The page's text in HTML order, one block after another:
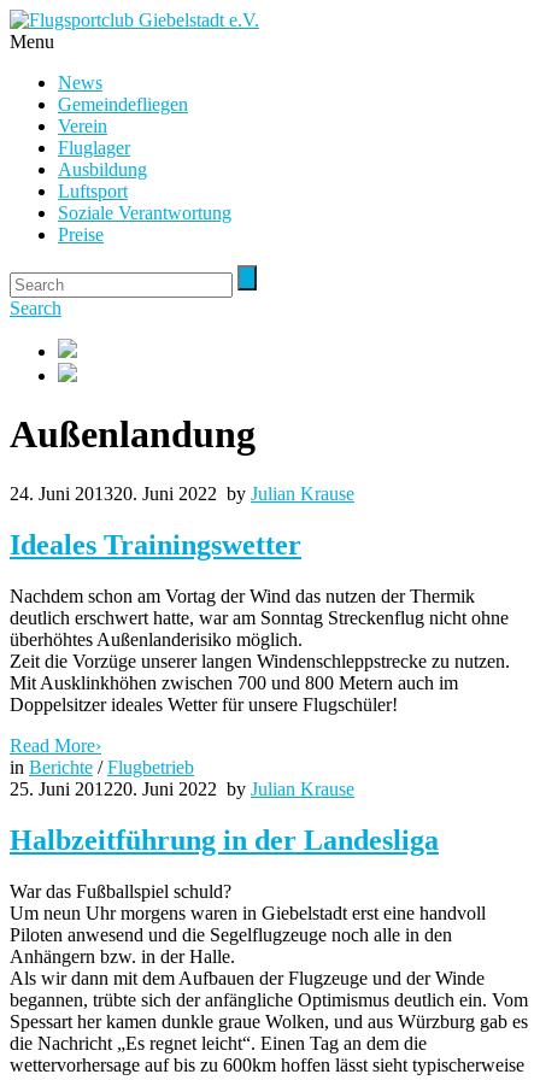
Menu
News
Gemeindefliegen
Verein
Fluglager
Ausbildung
Luftsport
Soziale Verantwortung
Preise
Search
Außenlandung
24. Juni 201320. Juni 2022 by Julian Krause
Ideales Trainingswetter
Nachdem schon am Vortag der Wind das nutzen der Thermik
deutlich erschwert hatte, war am Sonntag Streckenflug nicht ohne
überhöhtes Außenlanderisiko möglich.
Zeit die Vorzüge unserer langen Windenschleppstrecke zu nutzen.
Mit Ausklinkhöhen zwischen 700 und 800 Metern auch im
Doppelsitzer ideales Wetter für unsere Flugschüler!
Read More›
in Berichte /Flugbetrieb
25. Juni 201220. Juni 2022 by Julian Krause
Halbzeitführung in der Landesliga
War das Fußballspiel schuld?
Um neun Uhr morgens waren in Giebelstadt erst eine handvoll
Piloten anwesend und die Segelflugzeuge noch alle in den
Anhängern bzw. in der Halle.
Als wir dann mit dem Aufbauen der Flugzeuge und der Winde
begannen, trübte sich der anfängliche Optimismus deutlich ein. Vom
Spessart her kamen dunkle graue Wolken, und aus Würzburg gab es
die Nachricht „Es regnet leicht“. Einen Tag an dem die
wettervorhersage auf bis zu 600km hoffen lässt sieht typischerweise